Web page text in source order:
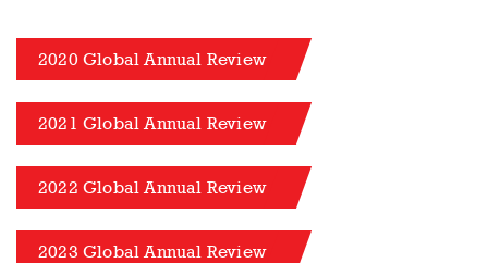
2020 Global Annual Review
2021 Global Annual Review
2022 Global Annual Review
2023 Global Annual Review